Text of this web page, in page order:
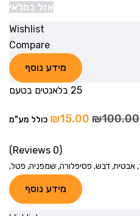
אזל במלאי
Wishlist
Compare
מידע נוסף
25 בלאנטים בטעם
₪100.00
₪15.00 כולל מע"מ
(0 Reviews)
מידע נוסף